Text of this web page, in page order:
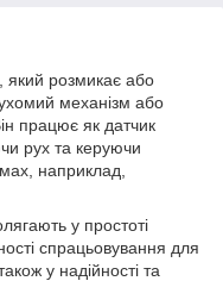
який розмикає або
механізм або
працює як датчик
рух та керуючи
наприклад,
у простоті
спрацьовування для
у надійності та